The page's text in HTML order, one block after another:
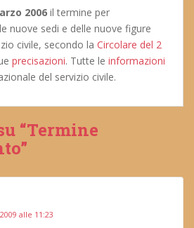
2006 il termine per
nuove sedi e delle nuove figure
civile, secondo la Circolare del 2
precisazioni. Tutte le informazioni
del servizio civile.
“Termine
alle 11:23